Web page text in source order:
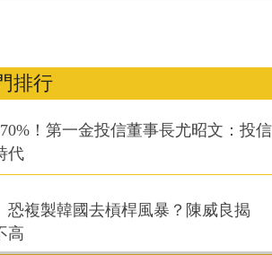
排行
！第一金投信董事長尤昭文：投信
代
恐複製韓國去槓桿風暴？陳威良揭
高